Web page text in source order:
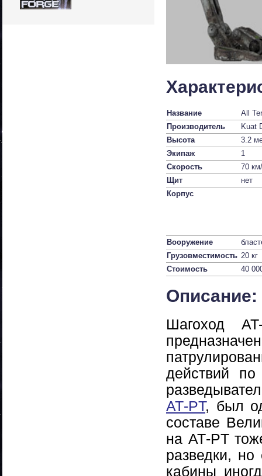
Название
All
Производитель
Kuat
Высота
3.2
Экипаж
1
Скорость
70
Щит
нет
Корпус
Вооружение
Грузовместимость 20 кг
Стоимость
40
Описание:
Шагоход
действий по
АТ-PT, был
составе
на АТ-PT
разведки,
кабины